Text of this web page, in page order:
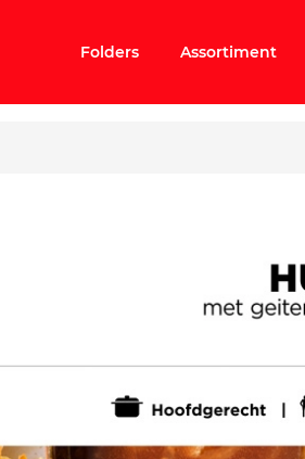
Persoonlijk KIK-account
Folders Assortiment